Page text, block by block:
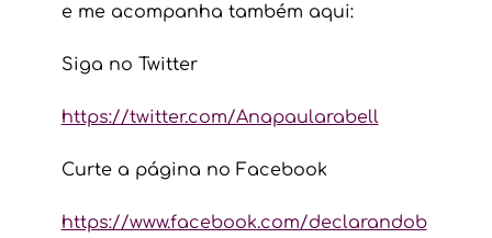
e me acompanha também aqui:
Siga no Twitter
https://twitter.com/Anapaularabell
Curte a página no Facebook
https://www.facebook.com/declarandob